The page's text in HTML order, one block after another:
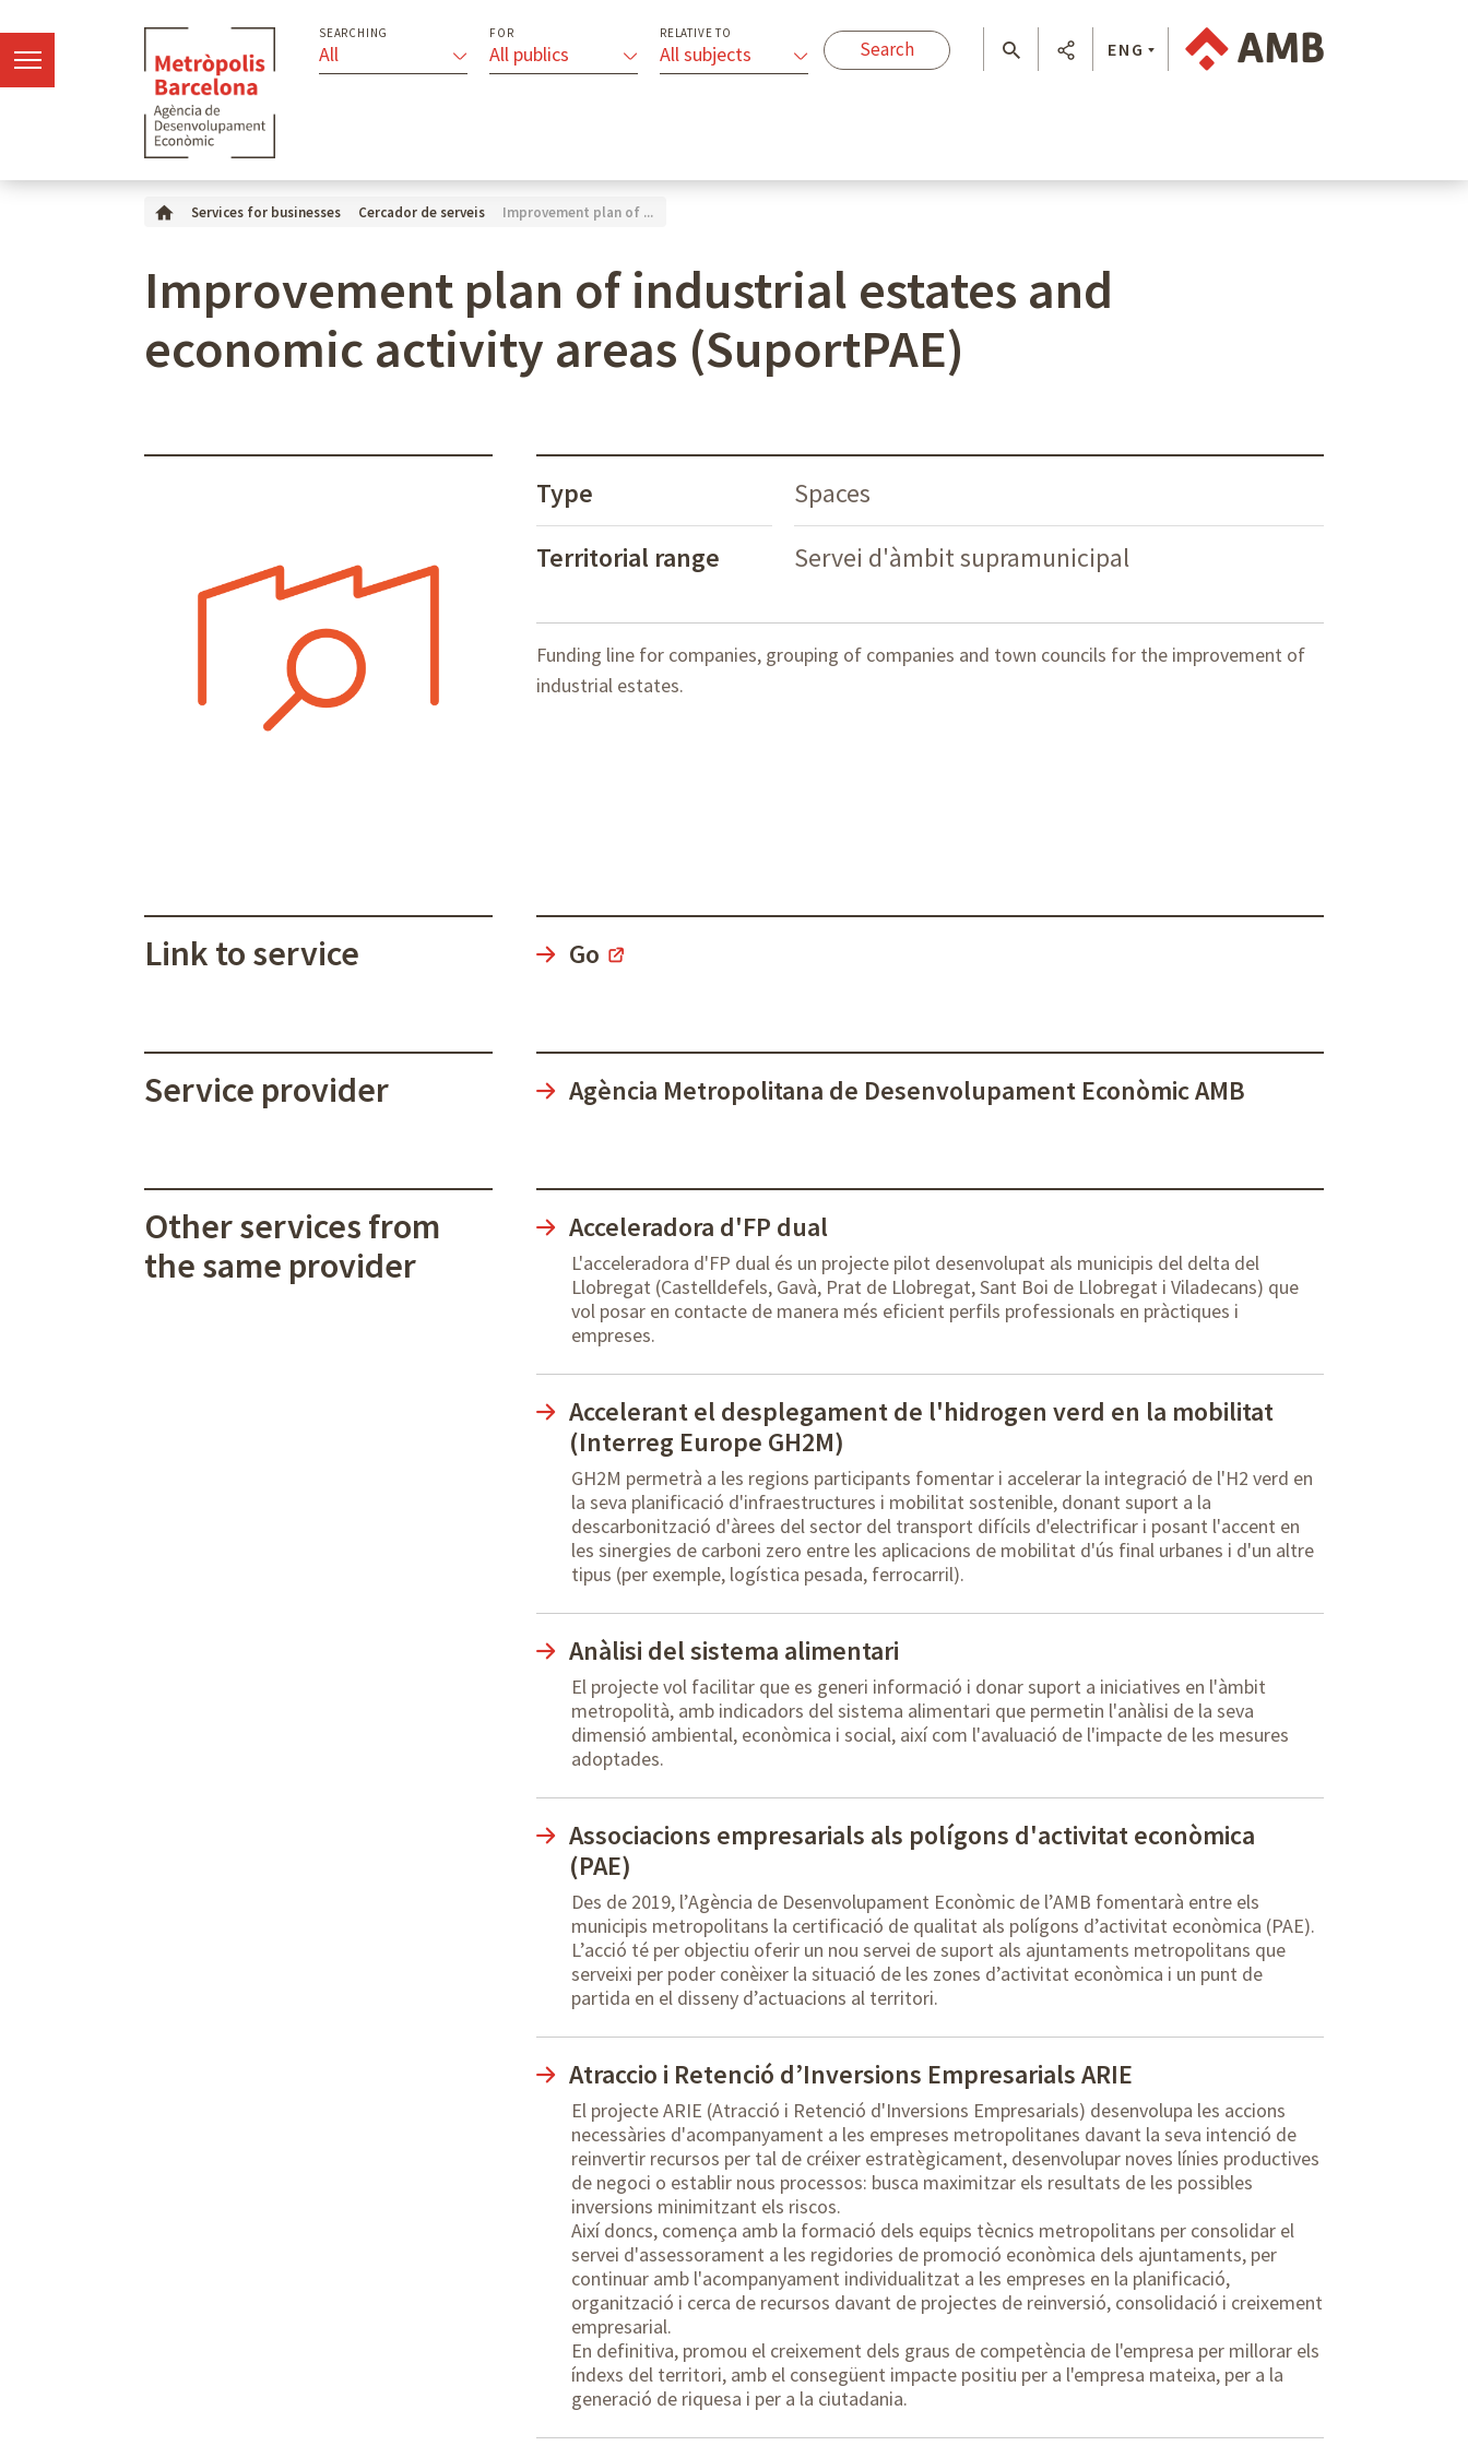
SEARCHING
All
FOR
All publics
RELATIVE TO
All subjects ENG
Services for businesses Cercador de serveis Improvement plan of ...
Improvement plan of industrial estates and
economic activity areas (SuportPAE)
Type
Spaces
Territorial range
Servei d'àmbit supramunicipal
Funding line for companies, grouping of companies and town councils for the improvement of
industrial estates.
Link to service Go
Service provider Agència Metropolitana de Desenvolupament Econòmic AMB
Other services from
the same provider
Acceleradora d'FP dual
L'acceleradora d'FP dual és un projecte pilot desenvolupat als municipis del delta del
Llobregat (Castelldefels, Gavà, Prat de Llobregat, Sant Boi de Llobregat i Viladecans) que
vol posar en contacte de manera més eficient perfils professionals en pràctiques i
empreses.
Accelerant el desplegament de l'hidrogen verd en la mobilitat
(Interreg Europe GH2M)
GH2M permetrà a les regions participants fomentar i accelerar la integració de l'H2 verd en
la seva planificació d'infraestructures i mobilitat sostenible, donant suport a la
descarbonització d'àrees del sector del transport difícils d'electrificar i posant l'accent en
les sinergies de carboni zero entre les aplicacions de mobilitat d'ús final urbanes i d'un altre
tipus (per exemple, logística pesada, ferrocarril).
Anàlisi del sistema alimentari
El projecte vol facilitar que es generi informació i donar suport a iniciatives en l'àmbit
metropolità, amb indicadors del sistema alimentari que permetin l'anàlisi de la seva
dimensió ambiental, econòmica i social, així com l'avaluació de l'impacte de les mesures
adoptades.
Associacions empresarials als polígons d'activitat econòmica
(PAE)
Des de 2019, l’Agència de Desenvolupament Econòmic de l’AMB fomentarà entre els
municipis metropolitans la certificació de qualitat als polígons d’activitat econòmica (PAE).
L’acció té per objectiu oferir un nou servei de suport als ajuntaments metropolitans que
serveixi per poder conèixer la situació de les zones d’activitat econòmica i un punt de
partida en el disseny d’actuacions al territori.
Atraccio i Retenció d’Inversions Empresarials ARIE
El projecte ARIE (Atracció i Retenció d'Inversions Empresarials) desenvolupa les accions
necessàries d'acompanyament a les empreses metropolitanes davant la seva intenció de
reinvertir recursos per tal de créixer estratègicament, desenvolupar noves línies productives
de negoci o establir nous processos: busca maximitzar els resultats de les possibles
inversions minimitzant els riscos.
Així doncs, comença amb la formació dels equips tècnics metropolitans per consolidar el
servei d'assessorament a les regidories de promoció econòmica dels ajuntaments, per
continuar amb l'acompanyament individualitzat a les empreses en la planificació,
organització i cerca de recursos davant de projectes de reinversió, consolidació i creixement
empresarial.
En definitiva, promou el creixement dels graus de competència de l'empresa per millorar els
índexs del territori, amb el consegüent impacte positiu per a l'empresa mateixa, per a la
generació de riquesa i per a la ciutadania.